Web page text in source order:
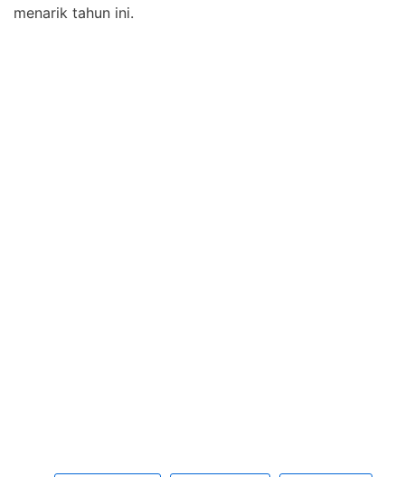
menarik tahun ini.